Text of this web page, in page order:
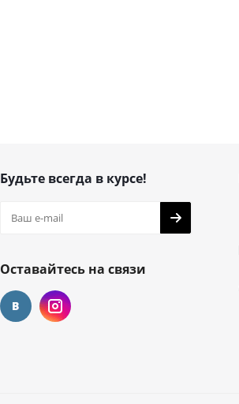
Будьте всегда в курсе!
Оставайтесь на связи